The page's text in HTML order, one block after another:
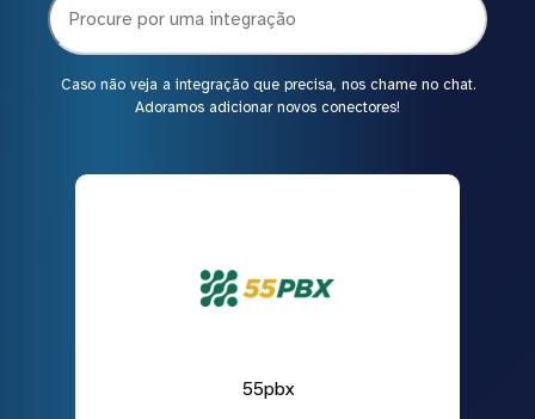
Caso não veja a integração que precisa, nos chame no chat.
Adoramos adicionar novos conectores!
55pbx